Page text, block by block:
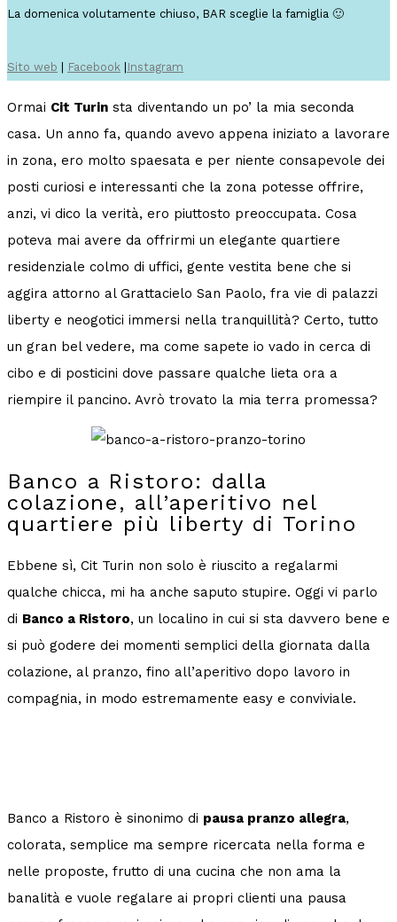
La domenica volutamente chiuso, BAR sceglie la famiglia 🙂
Sito web Facebook Instagram
Ormai Cit Turin sta diventando un po’ la mia seconda
casa. Un anno fa, quando avevo appena iniziato a lavorare
in zona, ero molto spaesata e per niente consapevole dei
posti curiosi e interessanti che la zona potesse offrire,
anzi, vi dico la verità, ero piuttosto preoccupata. Cosa
poteva mai avere da offrirmi un elegante quartiere
residenziale colmo di uffici, gente vestita bene che si
aggira attorno al Grattacielo San Paolo, fra vie di palazzi
liberty e neogotici immersi nella tranquillità? Certo, tutto
un gran bel vedere, ma come sapete io vado in cerca di
cibo e di posticini dove passare qualche lieta ora a
riempire il pancino. Avrò trovato la mia terra promessa?
Banco a Ristoro: dalla
colazione, all’aperitivo nel
quartiere più liberty di Torino
Ebbene sì, Cit Turin non solo è riuscito a regalarmi
qualche chicca, mi ha anche saputo stupire. Oggi vi parlo
di Banco a Ristoro, un localino in cui si sta davvero bene e
si può godere dei momenti semplici della giornata dalla
colazione, al pranzo, fino all’aperitivo dopo lavoro in
compagnia, in modo estremamente easy e conviviale.
Banco a Ristoro è sinonimo di pausa pranzo allegra,
colorata, semplice ma sempre ricercata nella forma e
nelle proposte, frutto di una cucina che non ama la
banalità e vuole regalare ai propri clienti una pausa